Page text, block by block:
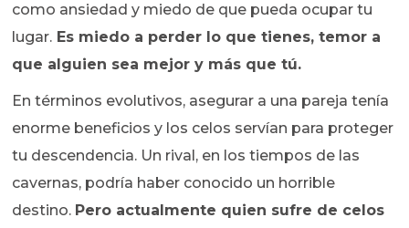
como ansiedad y miedo de que pueda ocupar tu
lugar. Es miedo a perder lo que tienes, temor a
que alguien sea mejor y más que tú.
En términos evolutivos, asegurar a una pareja tenía
enorme beneficios y los celos servían para proteger
tu descendencia. Un rival, en los tiempos de las
cavernas, podría haber conocido un horrible
destino. Pero actualmente quien sufre de celos